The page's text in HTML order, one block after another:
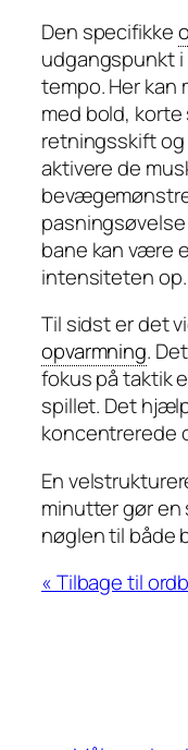
Den specifikke
udgangspunkt
tempo. Her kan
med bold,
retningsskift og
aktivere de
bane kan være
intensiteten op.
Til sidst er det
opvarmning.
fokus på taktik
spillet. Det
koncentrerede
En
minutter gør
nøglen til både
« Tilbage til